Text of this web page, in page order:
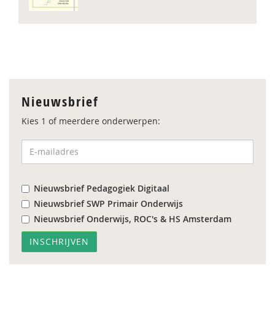
Nieuwsbrief
Kies 1 of meerdere onderwerpen:
Nieuwsbrief Pedagogiek Digitaal
Nieuwsbrief SWP Primair Onderwijs
Nieuwsbrief Onderwijs, ROC's & HS Amsterdam